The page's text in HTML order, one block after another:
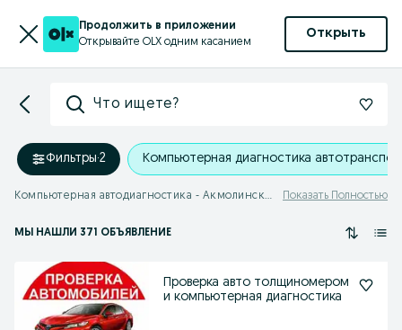
Продолжить в приложении
Открывайте OLX одним касанием
Открыть
Что ищете?
Фильтры·2 Компьютерная диагностика
Компьютерная автодиагностика - Акмолинская область Показать Полностью
МЫ НАШЛИ 371 ОБЪЯВЛЕНИЕ
Проверка авто толщиномером
и компьютерная диагностика